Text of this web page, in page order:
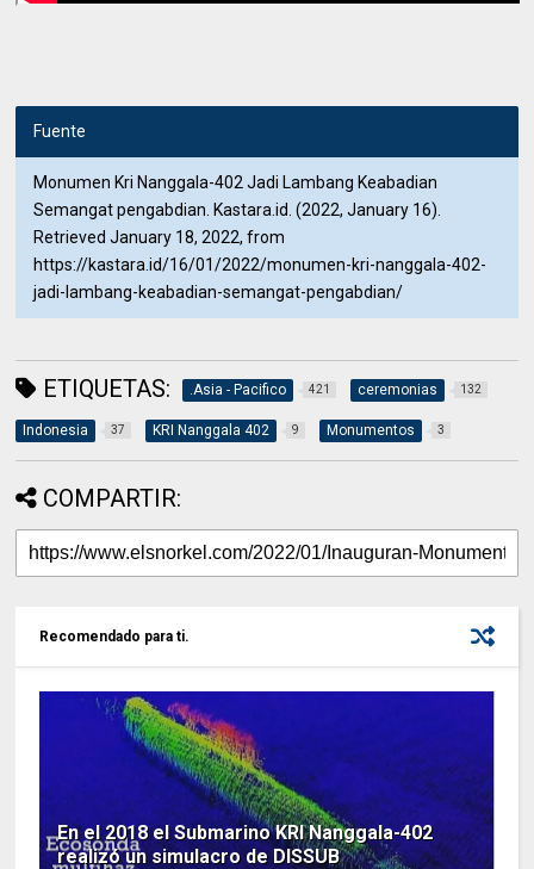
Fuente
Monumen Kri Nanggala-402 Jadi Lambang Keabadian
Semangat pengabdian. Kastara.id. (2022, January 16).
Retrieved January 18, 2022, from
https://kastara.id/16/01/2022/monumen-kri-nanggala-402-
jadi-lambang-keabadian-semangat-pengabdian/
ETIQUETAS: .Asia - Pacifico 421 ceremonias 132
Indonesia 37 KRI Nanggala 402 9 Monumentos 3
COMPARTIR:
Recomendado para ti.
En el 2018 el Submarino KRI Nanggala-402
realizó un simulacro de DISSUB